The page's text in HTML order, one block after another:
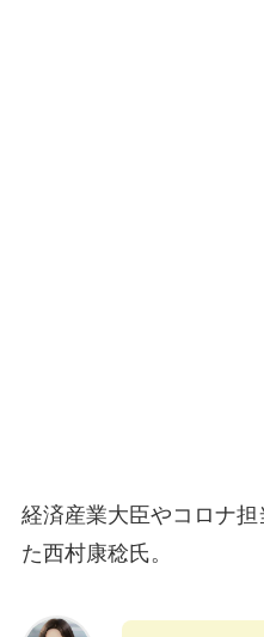
経済産業大臣やコロナ
た西村康稔氏。